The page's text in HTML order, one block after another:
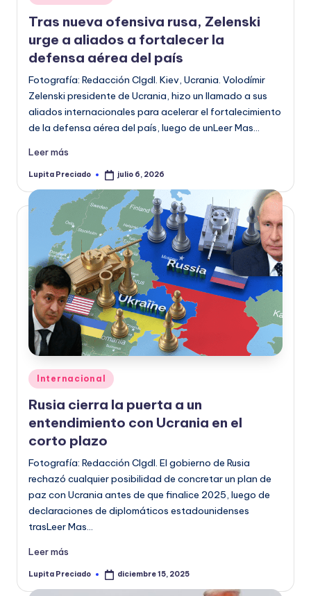
o
r
m
a
ti
v
a
en
Tras nueva ofensiva rusa, Zelenski
urge a aliados a fortalecer la
defensa aérea del país
Fotografía: Redacción CIgdl. Kiev, Ucrania. Volodímir
Zelenski presidente de Ucrania, hizo un llamado a sus
aliados internacionales para acelerar el fortalecimiento
de la defensa aérea del país, luego de unLeer Mas…
Leer más
Publicado
Lupita Preciado julio 6, 2026
Publicado
en
Internacional
Rusia cierra la puerta a un
entendimiento con Ucrania en el
corto plazo
Fotografía: Redacción CIgdl. El gobierno de Rusia
rechazó cualquier posibilidad de concretar un plan de
paz con Ucrania antes de que finalice 2025, luego de
declaraciones de diplomáticos estadounidenses
trasLeer Mas…
Leer más
Publicado
Lupita Preciado diciembre 15, 2025